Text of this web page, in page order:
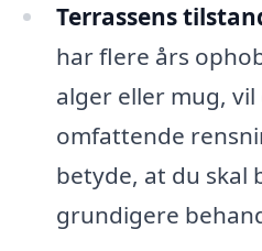
Terrassens
har flere års
alger eller mug,
omfattende
betyde, at du skal
grundigere